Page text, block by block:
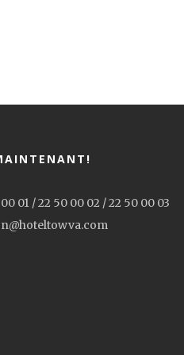
01 / 22 50 00 02 / 22 50 00 03